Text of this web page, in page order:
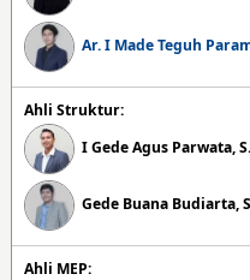
Ar. I Made Teguh
Ahli Struktur:
I Gede Agus Parwata,
Gede Buana Budiarta,
Ahli MEP: